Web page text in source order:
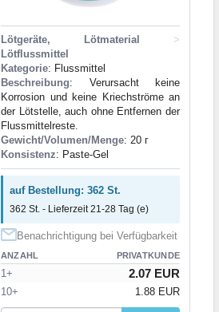
Lötgeräte, Lötmaterial
>
Lötflussmittel
Kategorie: Flussmittel
Beschreibung: Verursacht keine
Korrosion und keine Kriechströme an
der Lötstelle, auch ohne Entfernen der
Flussmittelreste.
Gewicht/Volumen/Menge: 20 г
Konsistenz: Paste-Gel
auf Bestellung: 362 St.
362 St. - Lieferzeit 21-28 Tag (e)
Benachrichtigung bei Verfügbarkeit
ANZAHL PRIVATKUNDE
1+ 2.07 EUR
10+ 1.88 EUR